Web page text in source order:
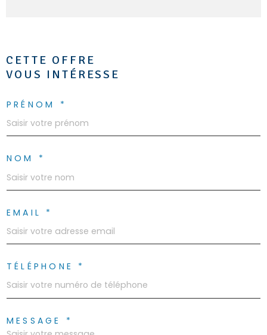
CETTE OFFRE
VOUS INTÉRESSE
PRÉNOM *
NOM *
EMAIL *
TÉLÉPHONE *
MESSAGE *